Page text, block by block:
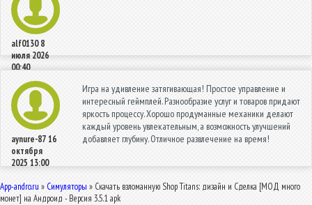
alf0130 8
июля 2026
00:40
aynure-8716
октября
2025 13:00
Игра на удивление затягивающая! Простое управление и
интересный геймплей. Разнообразие услуг и товаров придают
яркость процессу. Хорошо продуманные механики делают
каждый уровень увлекательным, а возможность улучшений
добавляет глубину. Отличное развлечение на время!
App-andro.ru » Симуляторы » Скачать взломанную Shop Titans: дизайн и Сделка [МОД много
монет] на Андроид - Версия 3.5.1 apk